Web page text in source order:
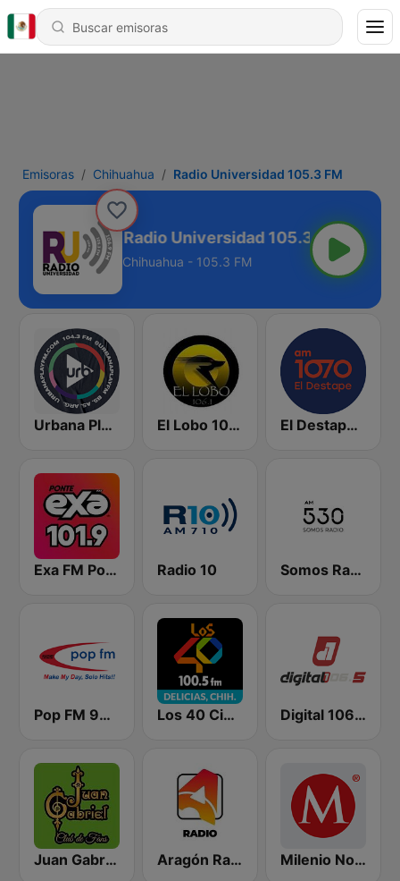
Emisoras Chihuahua Radio Universidad 105.3 FM
Radio Universidad 105.3 FM
Chihuahua - 105.3 FM
Urbana Play 104.3 FM El Lobo 106.1 FM El Destape Radio
Exa FM Poza Rica Radio 10 Somos Radio AM 530
Pop FM 98.7 Los 40 Ciudad Delicias Digital 106.5 FM
Juan Gabriel Club de Fans Aragón Radio Milenio Noticias 1090 AM